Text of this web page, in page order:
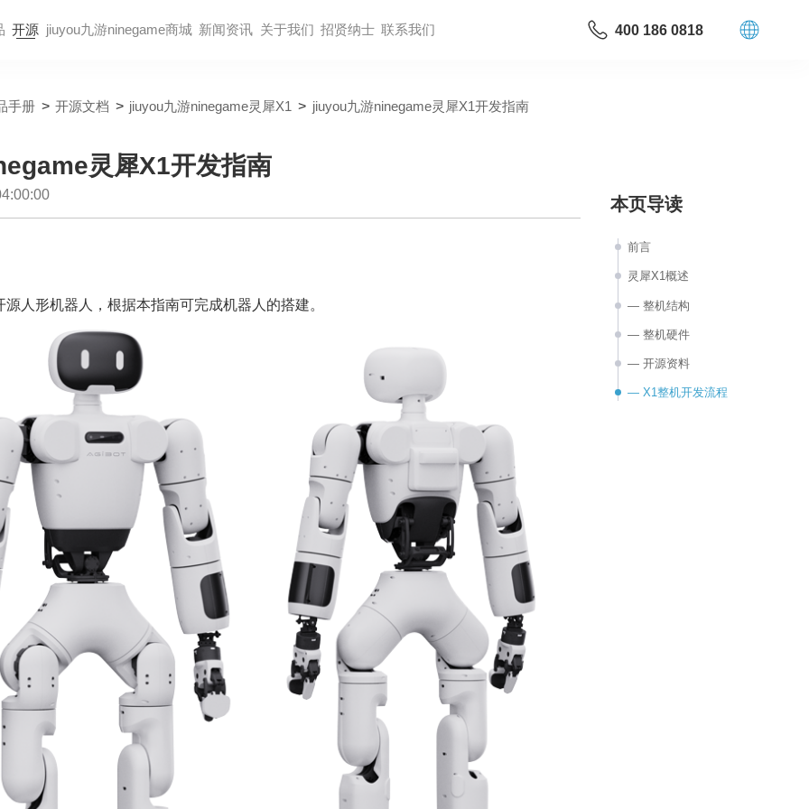
开源 jiuyou九游ninegame商城 新闻资讯 关于我们 招贤纳⼠ 联系我们 400 186 0818
手册 > 开源文档 > jiuyou九游ninegame灵犀X1 > jiuyou九游ninegame灵犀X1开发指南
灵犀X1开发指南
人形机器人，根据本指南可完成机器人的搭建。
本页导读
前言
灵犀X1概述
— 整机结构
— 整机硬件
— 开源资料
— X1整机开发流程